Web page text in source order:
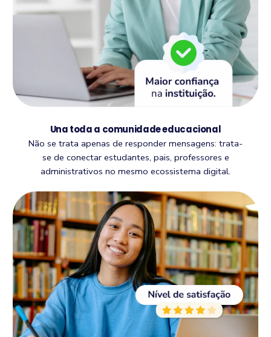
Una toda a comunidade educacional
Não se trata apenas de responder mensagens: trata-
se de conectar estudantes, pais, professores e
administrativos no mesmo ecossistema digital.